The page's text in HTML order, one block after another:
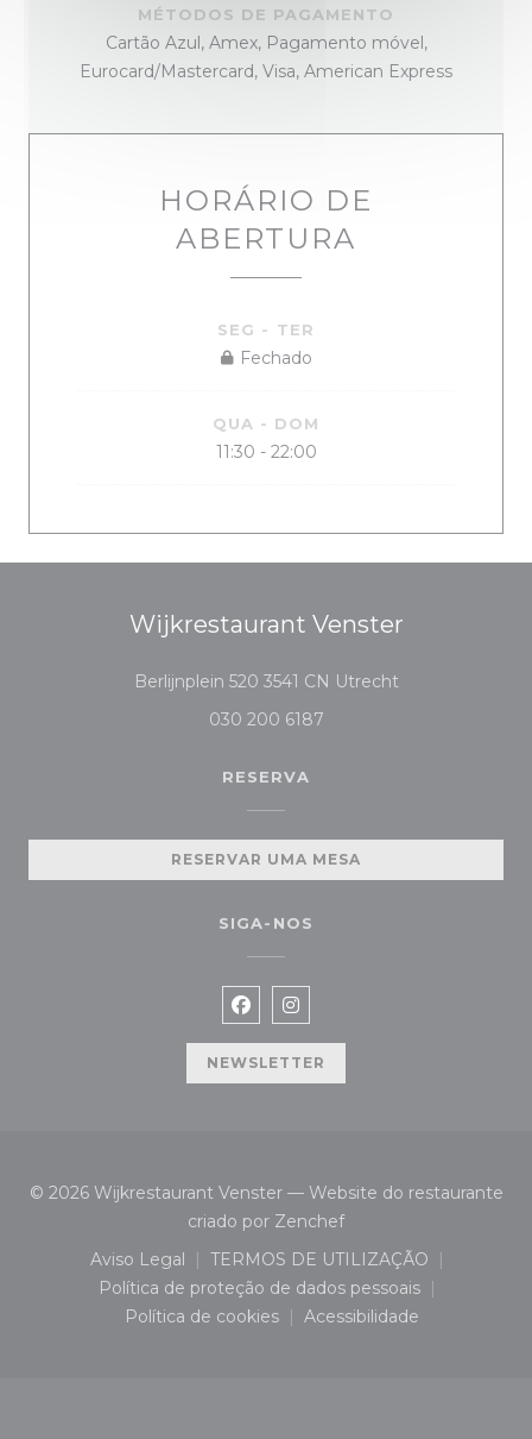
MÉTODOS DE PAGAMENTO
Cartão Azul, Amex, Pagamento móvel,
Eurocard/Mastercard, Visa, American Express
HORÁRIO DE
ABERTURA
SEG - TER
Fechado
QUA - DOM
11:30 - 22:00
Wijkrestaurant Venster
Berlijnplein 520 3541 CN Utrecht((abre numa
030 200 6187
RESERVA
RESERVAR UMA MESA
SIGA-NOS
Facebook ((abre numa nova
Instagram ((abre numa
NEWSLETTER
© 2026 Wijkrestaurant Venster — Website do restaurante
criado por Zenchef((abre numa nova
Aviso Legal
((abre numa nova janela))
TERMOS DE UTILIZAÇÃO
((abre numa nova
Política de proteção de dados pessoais
((abre numa nova janela))
Política de cookies
((abre numa nova janela))
Acessibilidade
((abre numa nova